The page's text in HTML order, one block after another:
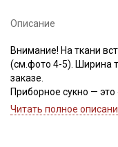
Описание
Внимание! На ткани
(см.фото 4-5). Ширина
заказе.
Приборное сукно —
состоящая из
Читать полное